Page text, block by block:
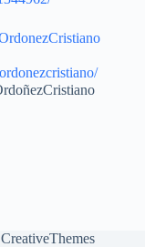
CreativeThemes